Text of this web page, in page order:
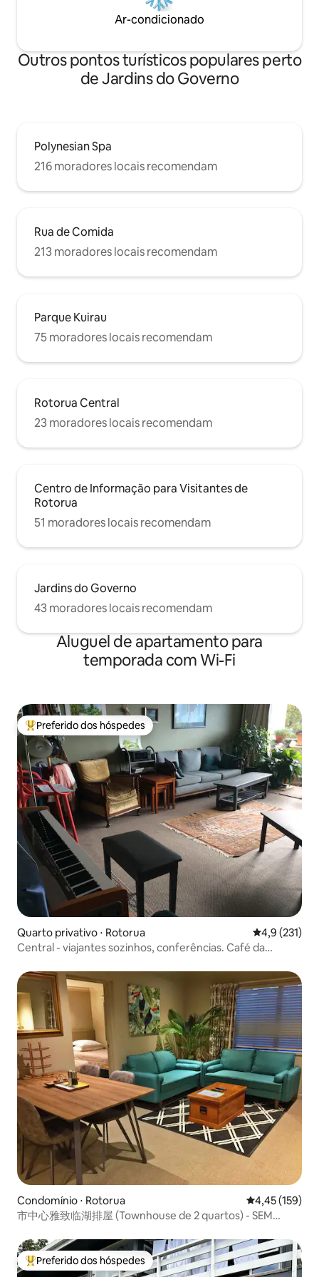
Ar-condicionado
Outros pontos turísticos populares perto
de Jardins do Governo
Polynesian Spa
216 moradores locais recomendam
Rua de Comida
213 moradores locais recomendam
Parque Kuirau
75 moradores locais recomendam
Rotorua Central
23 moradores locais recomendam
Centro de Informação para Visitantes de
Rotorua
51 moradores locais recomendam
Jardins do Governo
43 moradores locais recomendam
Aluguel de apartamento para
temporada com Wi-Fi
Entre os melhores preferidos dos hóspedes
Preferido dos hóspedes
Quarto privativo ⋅ Rotorua 4,9 de uma
4,9 (231)
Central - viajantes sozinhos, conferências. Café da
Condomínio ⋅ Rotorua 4,45 de uma
4,45 (159)
市中心雅致临湖排屋 (Townhouse de 2 quartos) - SEM
Entre os melhores preferidos dos hóspedes
Preferido dos hóspedes